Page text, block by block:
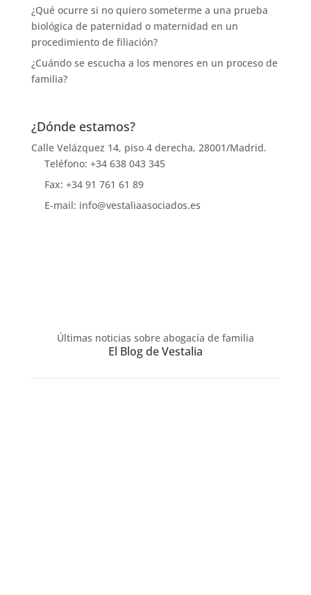
¿Qué ocurre si no quiero someterme a una prueba
biológica de paternidad o maternidad en un
procedimiento de filiación?
¿Cuándo se escucha a los menores en un proceso de
familia?
¿Dónde estamos?
Calle Velázquez 14, piso 4 derecha, 28001/Madrid.
Teléfono: +34 638 043 345
Fax: +34 91 761 61 89
E-mail: info@vestaliaasociados.es
Últimas noticias sobre abogacía de familia
El Blog de Vestalia